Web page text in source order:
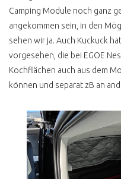
Camping Module noch ganz
angekommen sein, in den
sehen wir ja. Auch Kuckuck
vorgesehen, die bei EGOE
Kochflächen auch aus dem
können und separat zB an